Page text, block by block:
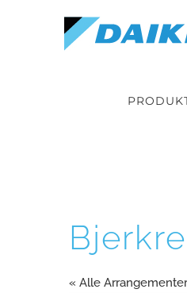
« Alle Arrangementer